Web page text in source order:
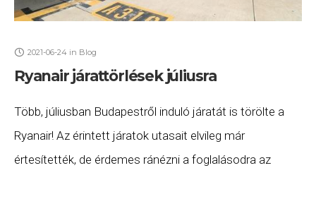
2021-06-24 in Blog
Ryanair járattörlések júliusra
Több, júliusban Budapestről induló járatát is törölte a
Ryanair! Az érintett járatok utasait elvileg már
értesítették, de érdemes ránézni a foglalásodra az